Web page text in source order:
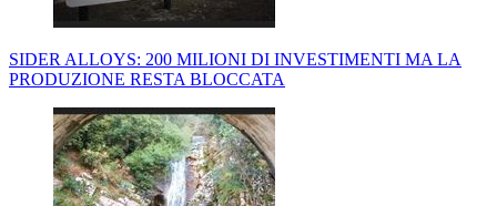
SIDER ALLOYS: 200 MILIONI DI INVESTIMENTI MA LA
PRODUZIONE RESTA BLOCCATA